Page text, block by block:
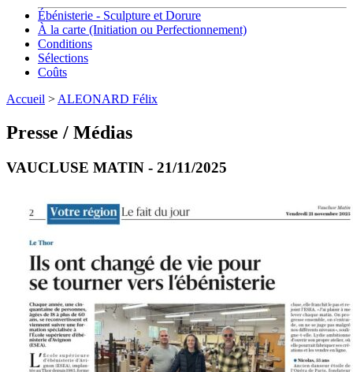
Ébénisterie - Sculpture et Dorure
À la carte (Initiation ou Perfectionnement)
Conditions
Sélections
Coûts
Accueil > ALEONARD Félix
Presse / Médias
VAUCLUSE MATIN - 21/11/2025